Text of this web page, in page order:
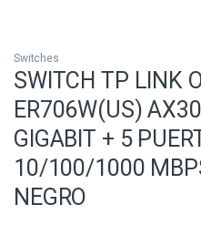
Switches
SWITCH TP LINK
ER706W(US)
GIGABIT + 5
10/100/1000
NEGRO